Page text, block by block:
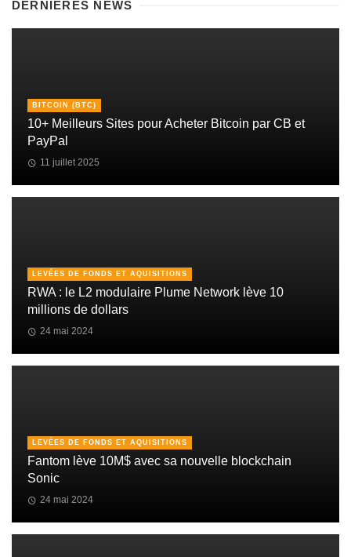
DERNIÈRES NEWS
BITCOIN (BTC)
10+ Meilleurs Sites pour Acheter Bitcoin par CB et
PayPal
11 juillet 2025
LEVÉES DE FONDS ET AQUISITIONS
RWA : le L2 modulaire Plume Network lève 10
millions de dollars
24 mai 2024
LEVÉES DE FONDS ET AQUISITIONS
Fantom lève 10M$ avec sa nouvelle blockchain
Sonic
24 mai 2024